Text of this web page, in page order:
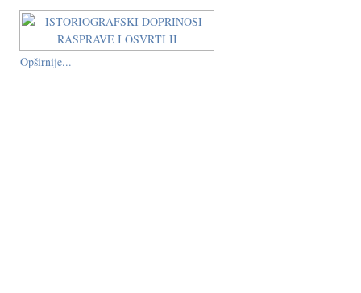
Opširnije...